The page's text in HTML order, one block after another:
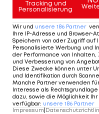
Tracking und
Personalisierung
Wir und unsere 186 Partner
Ihre IP-Adresse und Browser-
Speichern von oder Zugriff
Personalisierte Werbung und
der Performance von Inhalten,
und Verbesserung von
Diese Zwecke können unter
und Identifikation durch
Manche Partner verwenden
Interesse als
dazu, sowie die Möglichkeit
verfügbar: unsere 186 Partner
Impressum